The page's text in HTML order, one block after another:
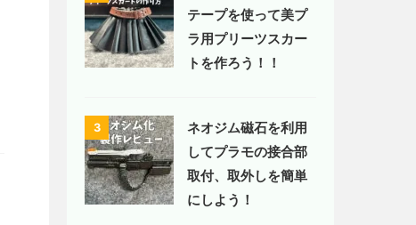
テープを使って美プ
ラ用プリーツスカー
トを作ろう！！
3
ネオジム磁石を利用
してプラモの接合部
取付、取外しを簡単
にしよう！